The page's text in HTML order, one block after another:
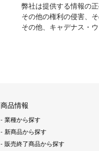
弊社は提供する情報の
その他の権利の侵害、
その他、キャデナス・
商品情報
業種から探す
新商品から探す
販売終了商品から探す